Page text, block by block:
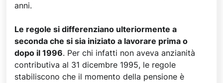
anni.
Le regole si differenziano ulteriormente a
seconda che si sia iniziato a lavorare prima o
dopo il 1996. Per chi infatti non aveva anzianità
contributiva al 31 dicembre 1995, le regole
stabiliscono che il momento della pensione è